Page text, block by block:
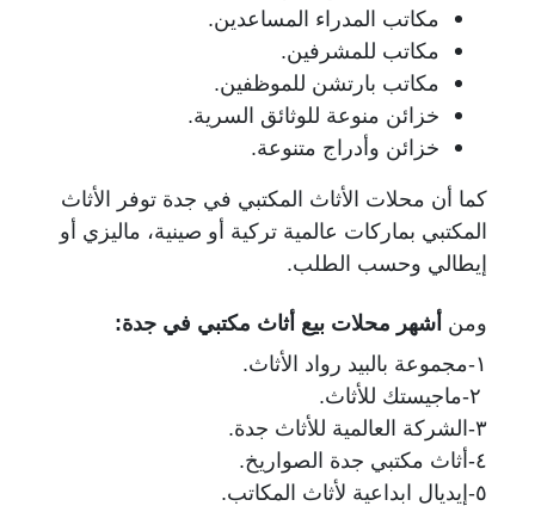
مكاتب المدراء المساعدين.
مكاتب للمشرفين.
مكاتب بارتشن للموظفين.
خزائن منوعة للوثائق السرية.
خزائن وأدراج متنوعة.
كما أن محلات الأثاث المكتبي في جدة توفر الأثاث
المكتبي بماركات عالمية تركية أو صينية، ماليزي أو
إيطالي وحسب الطلب.
ومن أشهر محلات بيع أثاث مكتبي في جدة:
١-مجموعة بالبيد رواد الأثاث.
٣-الشركة العالمية للأثاث جدة.
٤-أثاث مكتبي جدة الصواريخ.
٥-إيديال ابداعية لأثاث المكاتب.